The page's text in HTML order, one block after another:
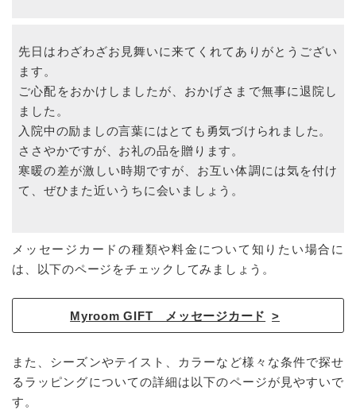
先日はわざわざお見舞いに来てくれてありがとうござい
ます。
ご心配をおかけしましたが、おかげさまで無事に退院し
ました。
入院中の励ましの言葉にはとても勇気づけられました。
ささやかですが、お礼の品を贈ります。
寒暖の差が激しい時期ですが、お互い体調には気を付け
て、ぜひまた近いうちに会いましょう。
メッセージカードの種類や料金について知りたい場合に
は、以下のページをチェックしてみましょう。
Myroom GIFT メッセージカード
また、シーズンやテイスト、カラーなど様々な条件で探せ
るラッピングについての詳細は以下のページが見やすいで
す。